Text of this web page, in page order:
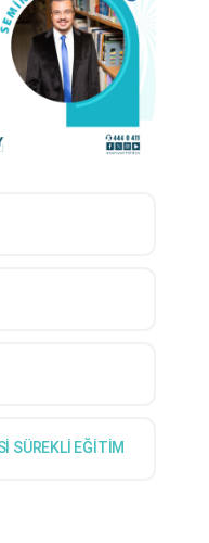
SÜREKLİ EĞİTİM